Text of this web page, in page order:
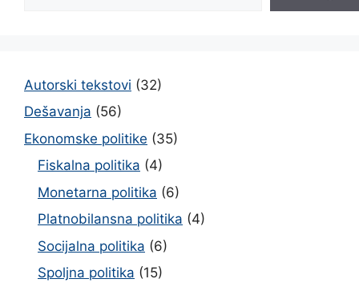
Autorski tekstovi (32)
Dešavanja (56)
Ekonomske politike (35)
Fiskalna politika (4)
Monetarna politika (6)
Platnobilansna politika (4)
Socijalna politika (6)
Spoljna politika (15)